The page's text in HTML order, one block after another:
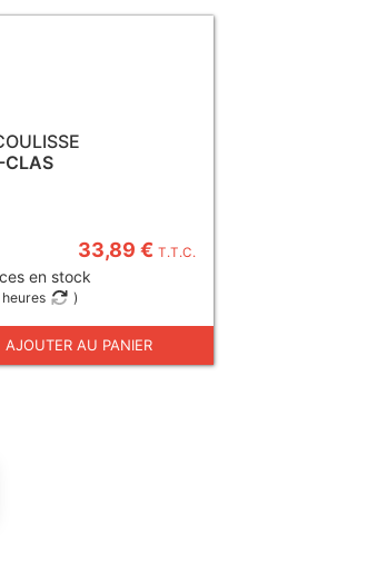
CLAS
33,89 € T.T.C.
en stock
)
AJOUTER AU PANIER